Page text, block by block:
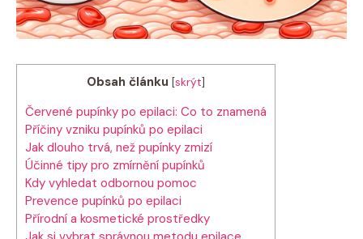
Obsah článku [skrýt]
Červené pupínky po ⁣epilaci: Co to znamená
Příčiny vzniku pupínků po‌ epilaci
Jak ⁤dlouho trvá, ‌než pupínky zmizí
Účinné ⁣tipy pro ⁤zmírnění pupínků
Kdy vyhledat‍ odbornou pomoc
Prevence ‌pupínků po epilaci
Přírodní a kosmetické prostředky